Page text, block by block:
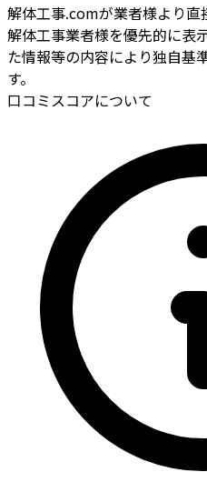
解体工事.comが業者様より
解体工事業者様を優先的に表
た情報等の内容により独自基
す。
口コミスコアについて